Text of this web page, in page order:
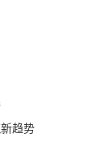
趋势